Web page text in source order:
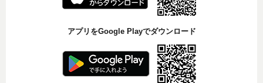
アプリをGoogle Playでダウンロード